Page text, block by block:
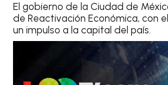
El gobierno de la Ciudad de
de Reactivación Económica, con
un impulso a la capital del país.